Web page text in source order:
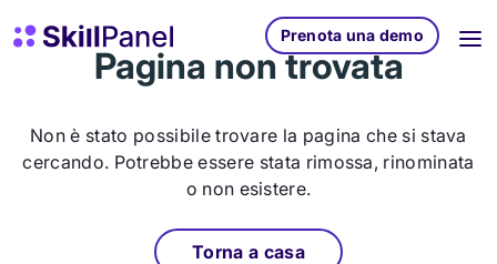
SkillPanel homepage
Prenota una demo
Pagina non trovata
Non è stato possibile trovare la pagina che si stava
cercando. Potrebbe essere stata rimossa, rinominata
o non esistere.
Torna a casa